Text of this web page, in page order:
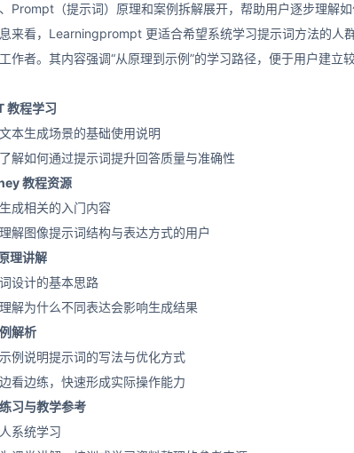
Prompt（提示词）原理和案例拆解展开，帮助用户逐步理解
来看，Learningprompt 更适合希望系统学习提示词方法的人
作者。其内容强调“从原理到示例”的学习路径，便于用户建立
教程学习
本生成场景的基础使用说明
解如何通过提示词提升回答质量与准确性
教程资源
成相关的入门内容
解图像提示词结构与表达方式的用户
理讲解
设计的基本思路
解为什么不同表达会影响生成结果
解析
例说明提示词的写法与优化方式
看边练，快速形成实际操作能力
习与教学参考
系统学习